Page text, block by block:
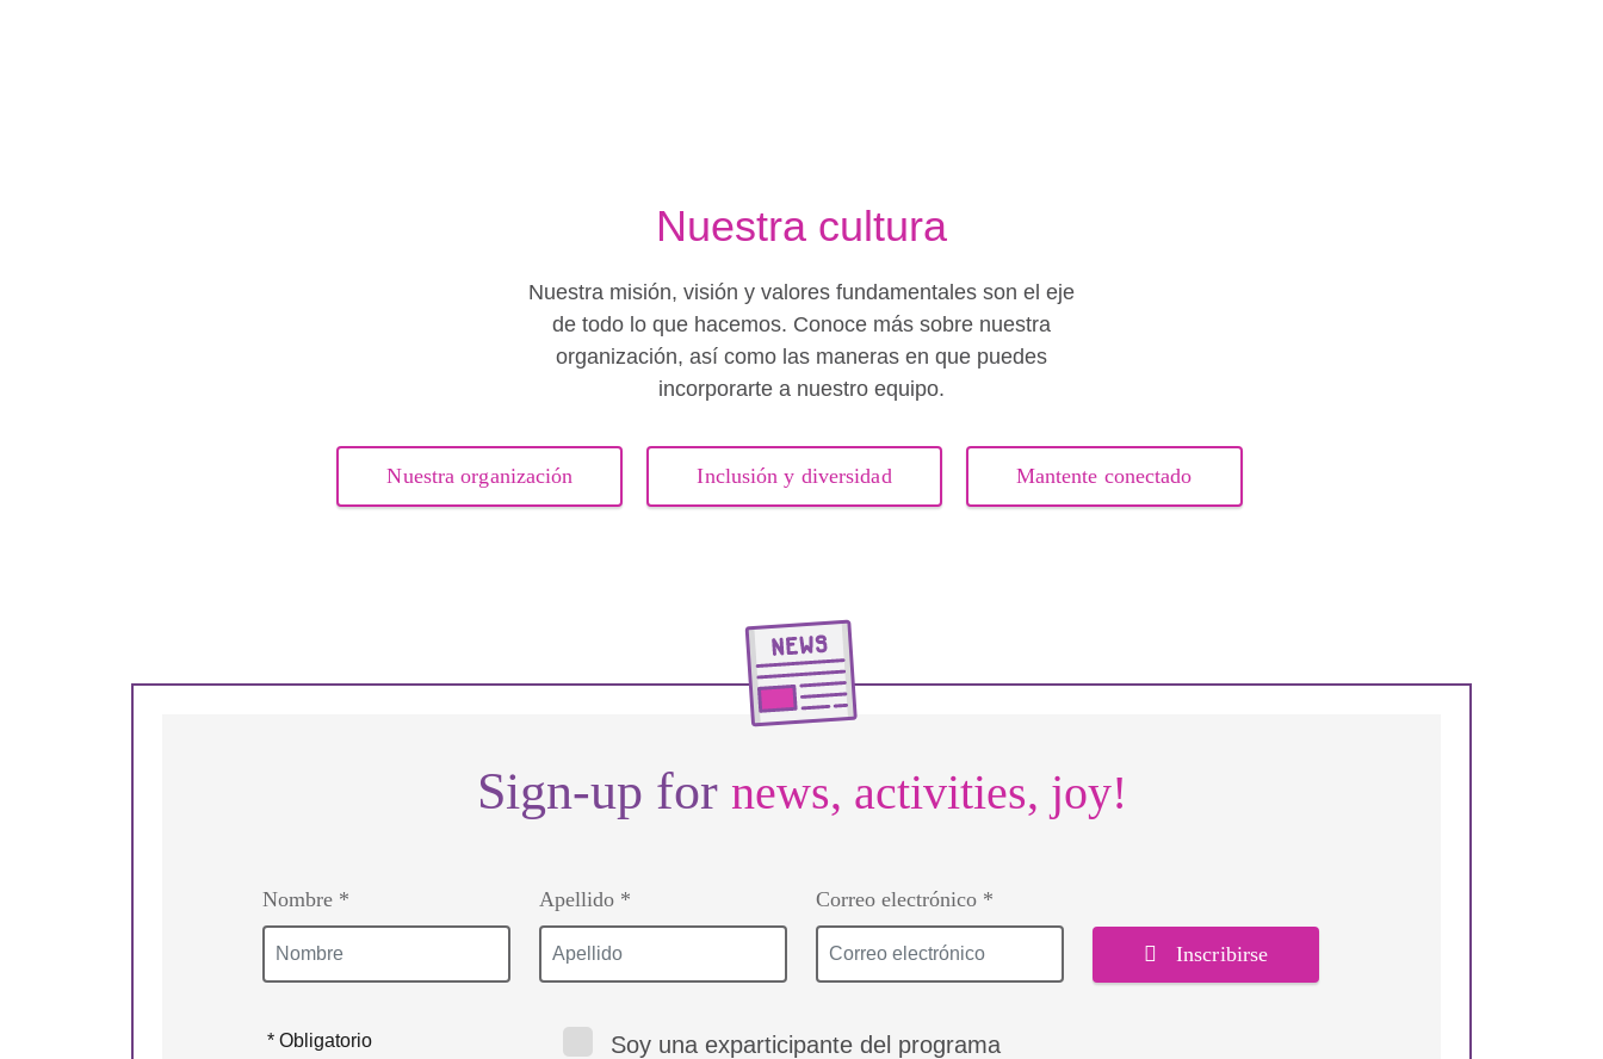
Nuestra cultura
Nuestra misión, visión y valores fundamentales son el eje
de todo lo que hacemos. Conoce más sobre nuestra
organización, así como las maneras en que puedes
incorporarte a nuestro equipo.
Nuestra organización Inclusión y diversidad Mantente conectado
Sign-up for news, activities, joy!
Nombre * Apellido * Correo electrónico *
Inscribirse
* Obligatorio Soy una exparticipante del programa